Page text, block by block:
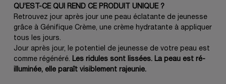
QU’EST-CE QUI REND CE PRODUIT UNIQUE ?
Retrouvez jour après jour une peau éclatante de jeunesse
grâce à Génifique Crème, une crème hydratante à appliquer
tous les jours.
Jour après jour, le potentiel de jeunesse de votre peau est
comme régénéré. Les ridules sont lissées. La peau est ré-
illuminée, elle paraît visiblement rajeunie.